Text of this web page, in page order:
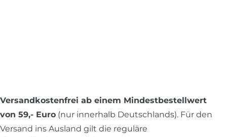
Versandkostenfrei ab einem Mindestbestellwert
von 59,- Euro (nur innerhalb Deutschlands). Für den
Versand ins Ausland gilt die reguläre